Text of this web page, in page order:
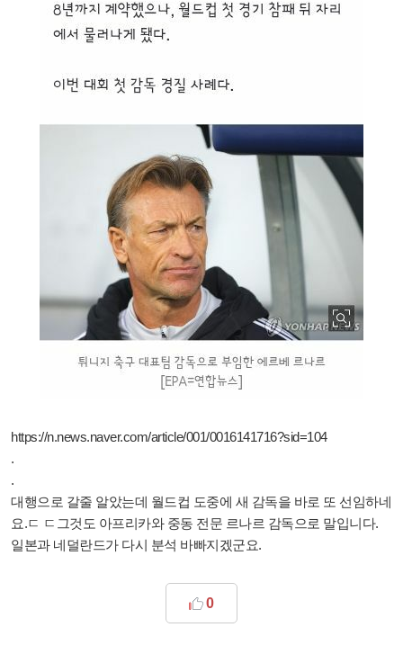
https://n.news.naver.com/article/001/0016141716?sid=104
.
.
대행으로 갈줄 알았는데 월드컵 도중에 새 감독을 바로 또 선임하네
요.ㄷ ㄷ그것도 아프리카와 중동 전문 르나르 감독으로 말입니다.
일본과 네덜란드가 다시 분석 바빠지겠군요.
0